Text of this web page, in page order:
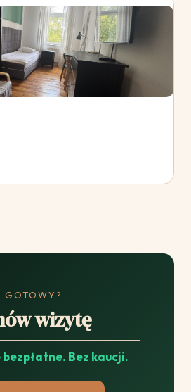
GOTOWY?
wizytę
Bez kaucji.